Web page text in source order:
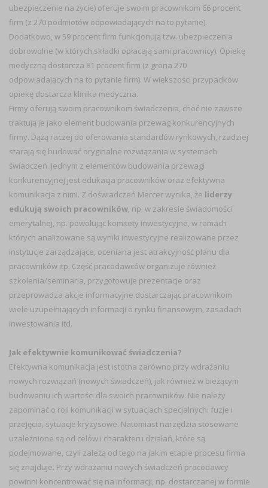
ubezpieczenie na życie) oferuje swoim pracownikom 66 procent
firm (z 270 podmiotów odpowiadających na to pytanie).
Dodatkowo, w 59 procent firm funkcjonują tzw. ubezpieczenia
dobrowolne (w których składki opłacają sami pracownicy). Opiekę
medyczną dostarcza 81 procent firm (z grona 270
odpowiadających na to pytanie firm). W większości przypadków
opiekę dostarcza klinika medyczna.
Firmy oferują swoim pracownikom świadczenia, choć nie zawsze
traktują je jako element budowania przewag konkurencyjnych
firmy. Dążą raczej do oferowania standardów rynkowych, rzadziej
starają się budować oryginalne rozwiązania w systemach
świadczeń. Jednym z elementów budowania przewagi
konkurencyjnej jest edukacja pracowników oraz efektywna
komunikacja z nimi. Z doświadczeń Mercer wynika, że liderzy
edukują swoich pracowników, np. w zakresie świadomości
emerytalnej, np. powołując komitety inwestycyjne, w ramach
których analizowane są wyniki inwestycyjne realizowane przez
instytucje zarządzające, oceniana jest atrakcyjność planu dla
pracowników itp. Część pracodawców organizuje również
szkolenia/seminaria, przygotowuje prezentacje oraz
przeprowadza akcje informacyjne dostarczając pracownikom
wiele uzupełniających informacji o rynku finansowym, zasadach
inwestowania itd.
Jak efektywnie komunikować świadczenia?
Efektywna komunikacja jest istotna zarówno przy wdrażaniu
nowych rozwiązań (nowych świadczeń), jak również w bieżącym
budowaniu ich wartości dla swoich pracowników. Nie należy
zapominać o roli komunikacji w sytuacjach specjalnych: fuzje i
przejęcia, sytuacje kryzysowe. Natomiast narzędzia stosowane
uzależnione są od celów i charakteru działań, które są
podejmowane, czyli zależą od tego na jakim etapie procesu firma
się znajduje. Przy wdrażaniu nowych świadczeń pracodawcy
powinni koncentrować się na informacji, np. dostarczanej w formie